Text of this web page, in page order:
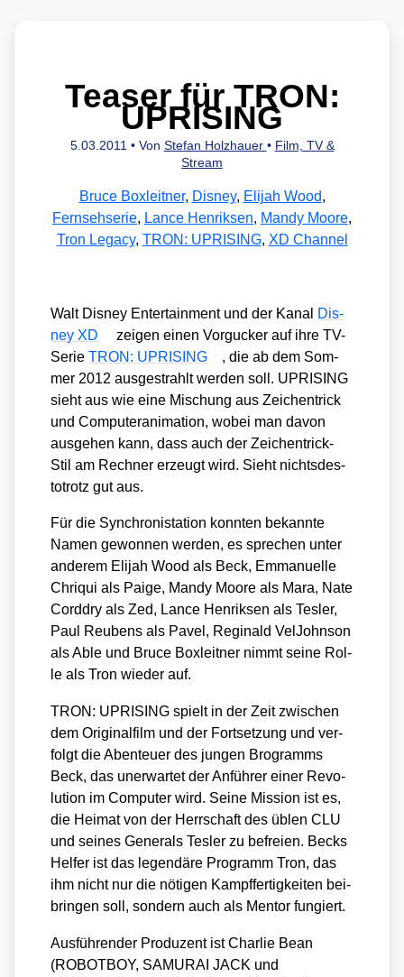
Teaser für TRON:
UPRISING
5.03.2011 • Von Stefan Holzhauer • Film, TV &
Stream
Bruce Boxleitner, Disney, Elijah Wood,
Fernsehserie, Lance Henriksen, Mandy Moore,
Tron Legacy, TRON: UPRISING, XD Channel
Walt Dis­ney Enter­tain­ment und der Kanal Dis­
ney XD
zei­gen einen Vor­gu­cker auf ihre TV-
SerieTRON: UPRISING
, die ab dem Som­
mer 2012 aus­ge­strahlt wer­den soll. UPRISING
sieht aus wie eine Mischung aus Zei­chen­trick
und Com­pu­ter­ani­ma­ti­on, wobei man davon
aus­ge­hen kann, dass auch der Zei­chen­trick-
Stil am Rech­ner erzeugt wird. Sieht nichts­des­
to­trotz gut aus.
Für die Syn­chro­ni­sta­ti­on konn­ten bekann­te
Namen gewon­nen wer­den, es spre­chen unter
ande­rem Eli­jah Wood als Beck, Emma­nu­el­le
Chri­qui als Pai­ge, Man­dy Moo­re als Mara, Nate
Cord­dry als Zed, Lan­ce Hen­rik­sen als Tes­ler,
Paul Reu­bens als Pavel, Regi­nald Vel­John­son
als Able und Bruce Box­leit­ner nimmt sei­ne Rol­
le als Tron wie­der auf.
TRON: UPRISING spielt in der Zeit zwi­schen
dem Ori­gi­nal­film und der Fort­set­zung und ver­
folgt die Aben­teu­er des jun­gen Bro­gramms
Beck, das uner­war­tet der Anfüh­rer einer Revo­
lu­ti­on im Com­pu­ter wird. Sei­ne Mis­si­on ist es,
die Hei­mat von der Herr­schaft des üblen CLU
und sei­nes Gene­rals Tes­ler zu befrei­en. Becks
Hel­fer ist das legen­dä­re Pro­gramm Tron, das
ihm nicht nur die nöti­gen Kampf­fer­tig­kei­ten bei­
brin­gen soll, son­dern auch als Men­tor fun­giert.
Aus­füh­ren­der Pro­du­zent ist Char­lie Bean
(ROBOTBOY, SAMURAI JACK und